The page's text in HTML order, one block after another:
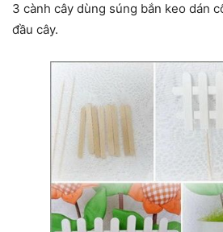
3 cành cây dùng súng bắn keo dán
đầu cây.